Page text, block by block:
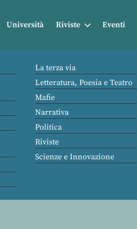
Università Riviste Eventi
La terza via
Letteratura, Poesia e Teatro
Mafie
Narrativa
Politica
Riviste
Scienze e Innovazione